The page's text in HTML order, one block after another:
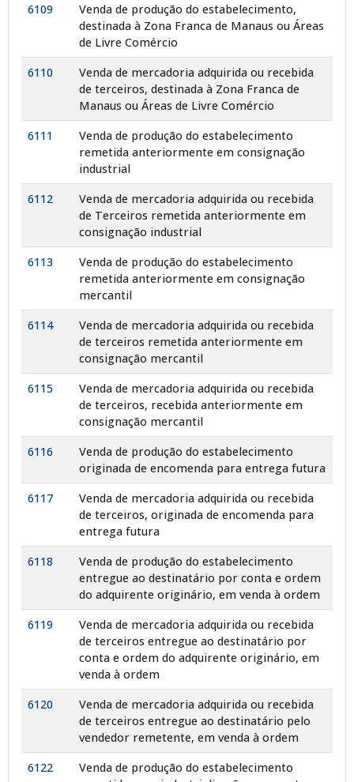
6109
Venda de produção do estabelecimento,
destinada à Zona Franca de Manaus ou Áreas
de Livre Comércio
6110
Venda de mercadoria adquirida ou recebida
de terceiros, destinada à Zona Franca de
Manaus ou Áreas de Livre Comércio
6111
Venda de produção do estabelecimento
remetida anteriormente em consignação
industrial
6112
Venda de mercadoria adquirida ou recebida
de Terceiros remetida anteriormente em
consignação industrial
6113
Venda de produção do estabelecimento
remetida anteriormente em consignação
mercantil
6114
Venda de mercadoria adquirida ou recebida
de terceiros remetida anteriormente em
consignação mercantil
6115
Venda de mercadoria adquirida ou recebida
de terceiros, recebida anteriormente em
consignação mercantil
6116
Venda de produção do estabelecimento
originada de encomenda para entrega futura
6117
Venda de mercadoria adquirida ou recebida
de terceiros, originada de encomenda para
entrega futura
6118
Venda de produção do estabelecimento
entregue ao destinatário por conta e ordem
do adquirente originário, em venda à ordem
6119
Venda de mercadoria adquirida ou recebida
de terceiros entregue ao destinatário por
conta e ordem do adquirente originário, em
venda à ordem
6120
Venda de mercadoria adquirida ou recebida
de terceiros entregue ao destinatário pelo
vendedor remetente, em venda à ordem
6122
Venda de produção do estabelecimento